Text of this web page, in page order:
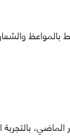
بالتجربة